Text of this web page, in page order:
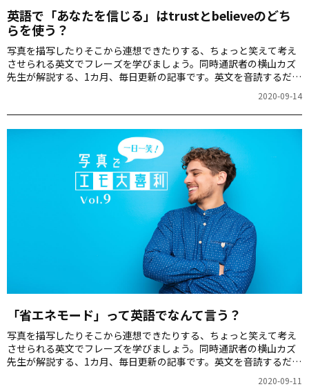
英語で「あなたを信じる」はtrustとbelieveのどち
らを使う？
写真を描写したりそこから連想できたりする、ちょっと笑えて考え
させられる英文でフレーズを学びましょう。同時通訳者の横山カズ
先生が解説する、1カ月、毎日更新の記事です。英文を音読するだけ
2020-09-14
「省エネモード」って英語でなんて言う？
写真を描写したりそこから連想できたりする、ちょっと笑えて考え
させられる英文でフレーズを学びましょう。同時通訳者の横山カズ
先生が解説する、1カ月、毎日更新の記事です。英文を音読するだけ
2020-09-11